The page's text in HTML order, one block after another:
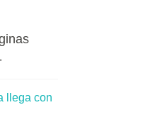
llega con